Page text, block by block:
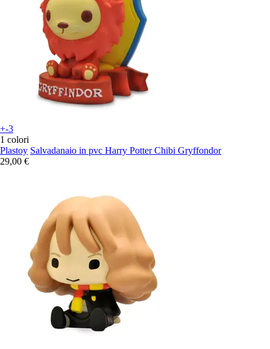
+-3
1 colori
Plastoy Salvadanaio in pvc Harry Potter Chibi Gryffondor
29,00 €